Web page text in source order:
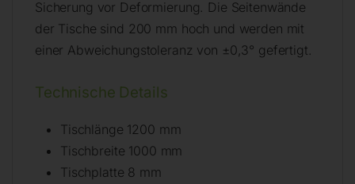
Sicherung vor Deformierung. Die Seitenwände
der Tische sind 200 mm hoch und werden mit
einer Abweichungstoleranz von ±0,3° gefertigt.
Technische Details
Tischlänge 1200 mm
Tischbreite 1000 mm
Tischplatte 8 mm